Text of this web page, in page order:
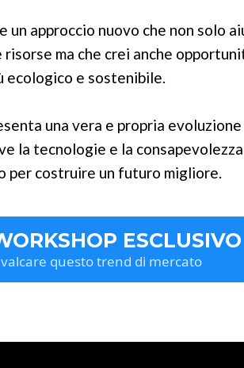
un approccio nuovo che non solo
ma che crei anche
ecologico e sostenibile.
una vera e propria
la tecnologie e la consapevolezza
per costruire un futuro migliore.
ESCLUSIVO
questo trend di mercato